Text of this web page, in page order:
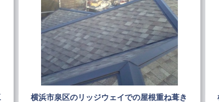
横浜市泉区のリッジウェイでの屋根重ね葺き